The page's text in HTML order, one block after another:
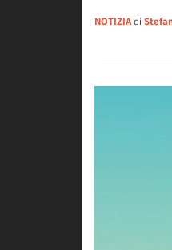
NOTIZIAdi